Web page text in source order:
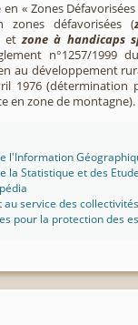
« Zones
zones défavorisées (
etzone à handicaps
n°1257/1999
au développement
1976 (détermination
en zone de montagne).
l'Information
la Statistique et des
au service des collectivités
pour la protection des